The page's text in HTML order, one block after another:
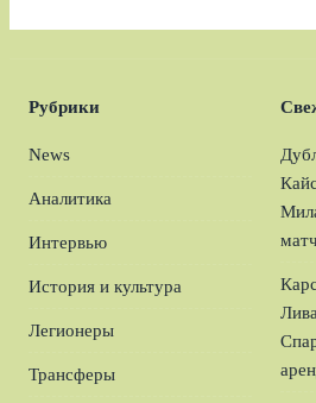
Рубрики
News
Аналитика
Интервью
История и культура
Легионеры
Трансферы